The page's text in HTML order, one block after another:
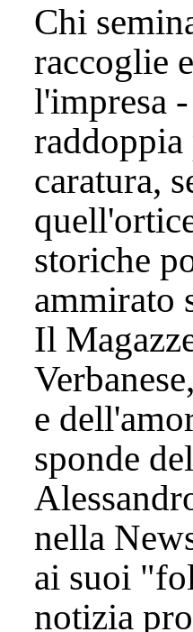
Chi
raccoglie
l'impresa
caratura,
storiche
ammirato
Il
e
sponde
nella
ai suoi
notizia